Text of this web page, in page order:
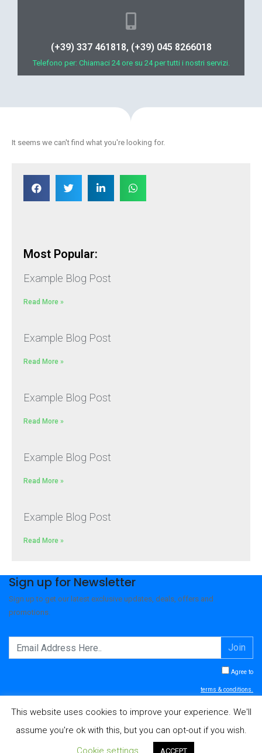
(+39) 337 461818, (+39) 045 8266018
Telefono per: Chiamaci 24 ore su 24 per tutti i nostri servizi.
It seems we can't find what you're looking for.
Most Popular:
Example Blog Post
Read More »
Example Blog Post
Read More »
Example Blog Post
Read More »
Example Blog Post
Read More »
Example Blog Post
Read More »
Sign up for Newsletter
Sign up to get our latest exclusive updates, deals, offers and
promotions.
Join
Agree to
terms & conditions.
© 2026 - NOLEGGIO BAGNI VERONA
This website uses cookies to improve your experience. We'll
assume you're ok with this, but you can opt-out if you wish.
Cookie settings
ACCEPT